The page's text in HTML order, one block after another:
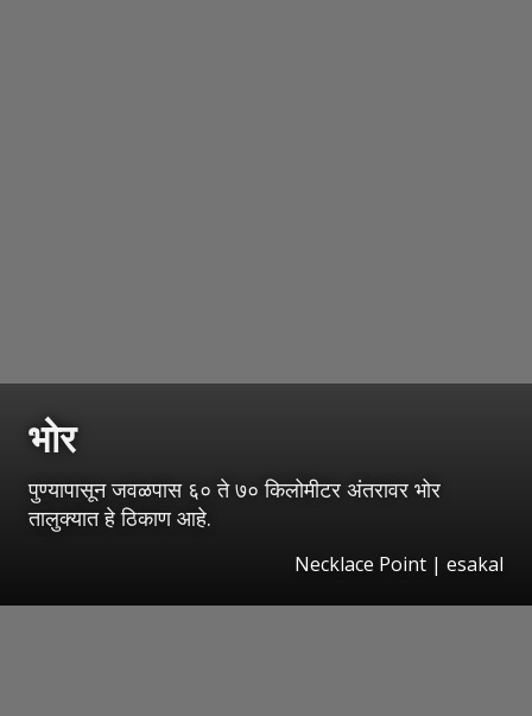
भोर
पुण्यापासून जवळपास ६० ते ७० किलोमीटर अंतरावर भोर
तालुक्यात हे ठिकाण आहे.
Necklace Point | esakal